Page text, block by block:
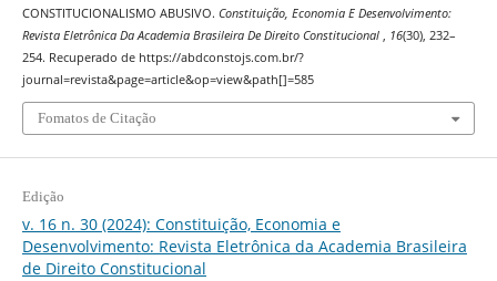
CONSTITUCIONALISMO ABUSIVO. Constituição, Economia E Desenvolvimento:
Revista Eletrônica Da Academia Brasileira De Direito Constitucional
16(30), 232–
254. Recuperado de https://abdconstojs.com.br/?
journal=revista&page=article&op=view&path[]=585
Fomatos de Citação
Edição
v. 16 n. 30 (2024): Constituição, Economia e
Desenvolvimento: Revista Eletrônica da Academia Brasileira
de Direito Constitucional